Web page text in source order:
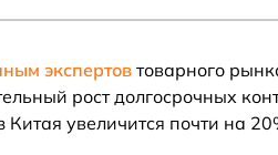
экспертовтоварного
рост долгосрочных
Китая увеличится почти на